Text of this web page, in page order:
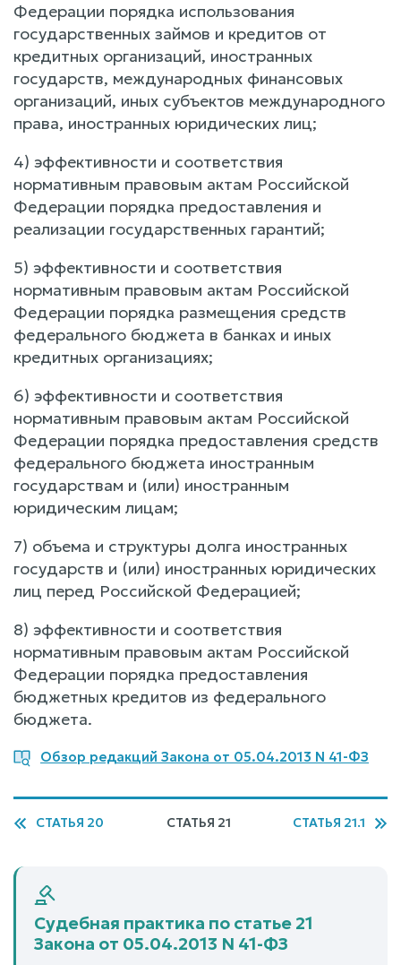
Федерации порядка использования
государственных займов и кредитов от
кредитных организаций, иностранных
государств, международных финансовых
организаций, иных субъектов международного
права, иностранных юридических лиц;
4) эффективности и соответствия
нормативным правовым актам Российской
Федерации порядка предоставления и
реализации государственных гарантий;
5) эффективности и соответствия
нормативным правовым актам Российской
Федерации порядка размещения средств
федерального бюджета в банках и иных
кредитных организациях;
6) эффективности и соответствия
нормативным правовым актам Российской
Федерации порядка предоставления средств
федерального бюджета иностранным
государствам и (или) иностранным
юридическим лицам;
7) объема и структуры долга иностранных
государств и (или) иностранных юридических
лиц перед Российской Федерацией;
8) эффективности и соответствия
нормативным правовым актам Российской
Федерации порядка предоставления
бюджетных кредитов из федерального
бюджета.
Обзор редакций Закона от 05.04.2013 N 41-ФЗ
СТАТЬЯ 20 СТАТЬЯ 21 СТАТЬЯ 21.1
Судебная практика по статье 21
Закона от 05.04.2013 N 41-ФЗ